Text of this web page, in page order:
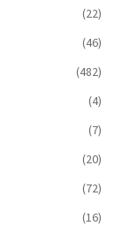
(22)
(46)
(482)
(4)
(7)
(20)
(72)
(16)